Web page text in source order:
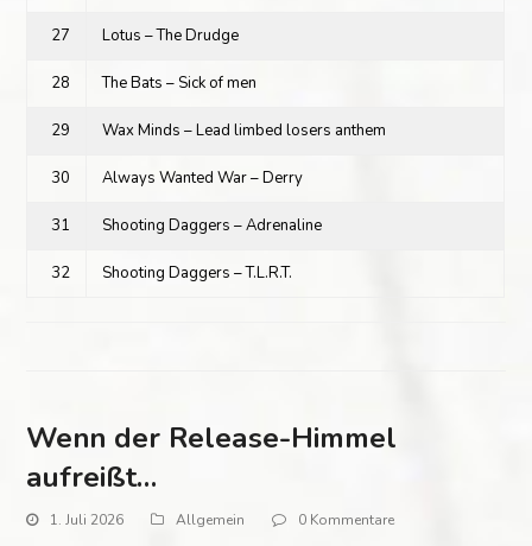
27 Lotus – The Drudge
28 The Bats – Sick of men
29 Wax Minds – Lead limbed losers anthem
30 Always Wanted War – Derry
31 Shooting Daggers – Adrenaline
32 Shooting Daggers – T.L.R.T.
Wenn der Release-Himmel
aufreißt…
1. Juli 2026 Allgemein 0 Kommentare